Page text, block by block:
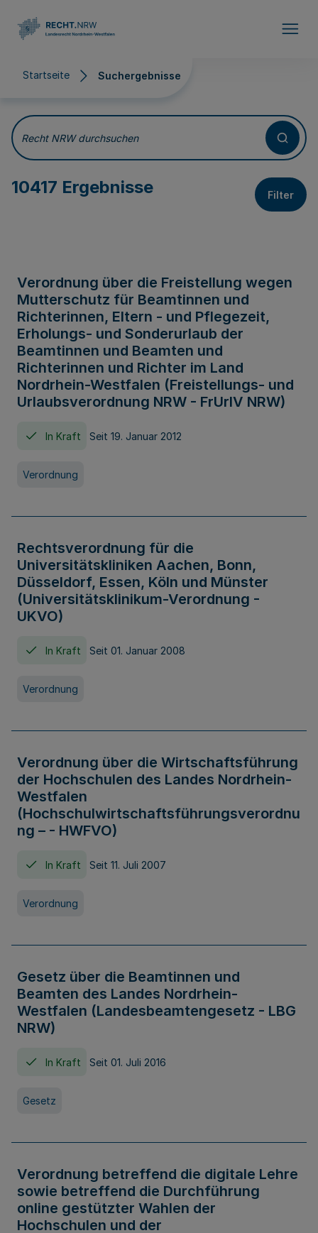
Startseite Suchergebnisse
Suchergebnisse
Recht NRW durchsuchen
10417 Ergebnisse Filter
Verordnung über die Freistellung wegen
Mutterschutz für Beamtinnen und
Richterinnen, Eltern - und Pflegezeit,
Erholungs- und Sonderurlaub der
Beamtinnen und Beamten und
Richterinnen und Richter im Land
Nordrhein-Westfalen (Freistellungs- und
Urlaubsverordnung NRW - FrUrlV NRW)
In Kraft Seit 19. Januar 2012
Verordnung
Rechtsverordnung für die
Universitätskliniken Aachen, Bonn,
Düsseldorf, Essen, Köln und Münster
(Universitätsklinikum-Verordnung -
UKVO)
In Kraft Seit 01. Januar 2008
Verordnung
Verordnung über die Wirtschaftsführung
der Hochschulen des Landes Nordrhein-
Westfalen
(Hochschulwirtschaftsführungsverordnu
ng – - HWFVO)
In Kraft Seit 11. Juli 2007
Verordnung
Gesetz über die Beamtinnen und
Beamten des Landes Nordrhein-
Westfalen (Landesbeamtengesetz - LBG
NRW)
In Kraft Seit 01. Juli 2016
Gesetz
Verordnung betreffend die digitale Lehre
sowie betreffend die Durchführung
online gestützter Wahlen der
Hochschulen und der